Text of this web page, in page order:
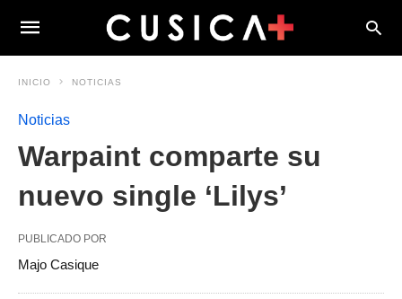
INICIO NOTICIAS
Noticias
Warpaint comparte su
nuevo single ‘Lilys’
PUBLICADO POR
Majo Casique